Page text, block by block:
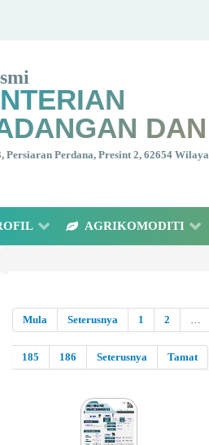
Persiaran Perdana, Presint 2, 62654
AGRIKOMODITI
Mula Seterusnya 1 2
185
186 Seterusnya Tamat